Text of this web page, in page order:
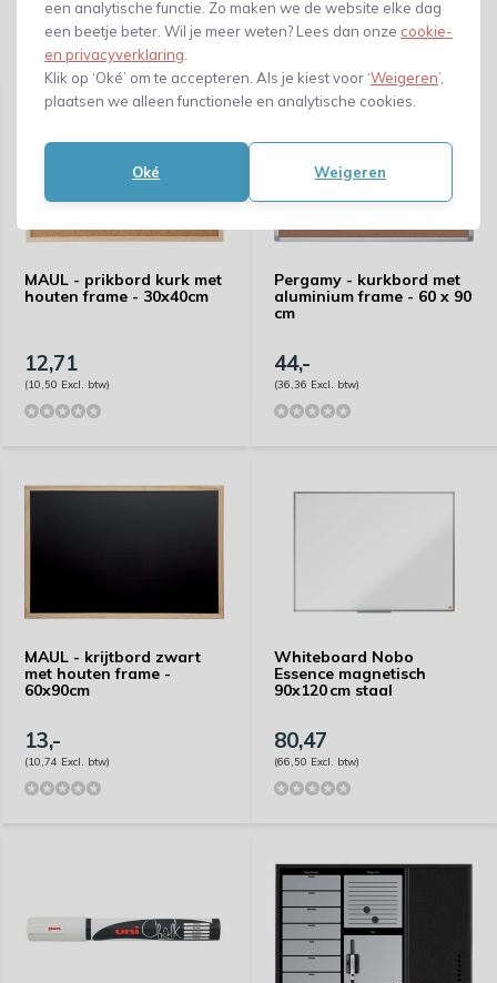
een analytische functie. Zo maken we de website elke dag
een beetje beter. Wil je meer weten? Lees dan onze cookie-
en privacyverklaring
Klik op ‘Oké’ om te accepteren. Als je kiest voor ‘Weigeren’,
plaatsen we alleen functionele en analytische cookies.
Oké Weigeren
Gerelateerde producten
MAUL - prikbord kurk met
houten frame - 30x40cm
12,71
(10,50 Excl. btw)
Pergamy - kurkbord met
aluminium frame - 60 x 90
cm
44,-
(36,36 Excl. btw)
MAUL - krijtbord zwart
met houten frame -
60x90cm
13,-
(10,74 Excl. btw)
Whiteboard Nobo
Essence magnetisch
90x120 cm staal
80,47
(66,50 Excl. btw)